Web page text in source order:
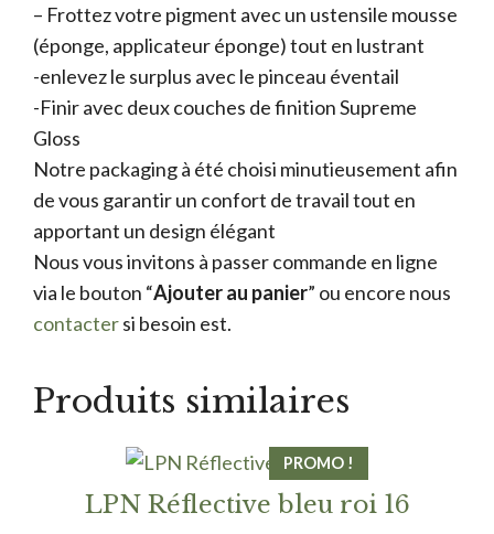
– Frottez votre pigment avec un ustensile mousse
(éponge, applicateur éponge) tout en lustrant
-enlevez le surplus avec le pinceau éventail
-Finir avec deux couches de finition Supreme
Gloss
Notre packaging à été choisi minutieusement afin
de vous garantir un confort de travail tout en
apportant un design élégant
Nous vous invitons à passer commande en ligne
via le bouton “Ajouter au panier” ou encore nous
contactersi besoin est.
Produits similaires
PROMO !
LPN Réflective bleu roi 16